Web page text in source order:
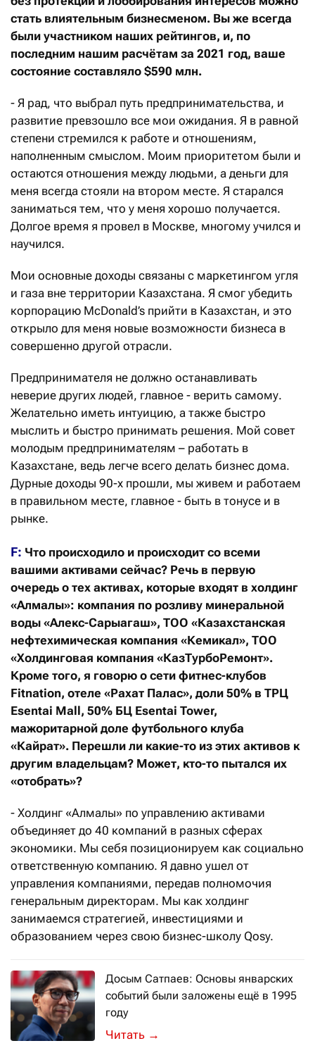
стать влиятельным бизнесменом. Вы же всегда
были участником наших рейтингов, и, по
последним нашим расчётам за 2021 год, ваше
состояние составляло $590 млн.
- Я рад, что выбрал путь предпринимательства, и
развитие превзошло все мои ожидания. Я в равной
степени стремился к работе и отношениям,
наполненным смыслом. Моим приоритетом были и
остаются отношения между людьми, а деньги для
меня всегда стояли на втором месте. Я старался
заниматься тем, что у меня хорошо получается.
Долгое время я провел в Москве, многому учился и
научился.
Мои основные доходы связаны с маркетингом угля
и газа вне территории Казахстана. Я смог убедить
корпорацию McDonald’s прийти в Казахстан, и это
открыло для меня новые возможности бизнеса в
совершенно другой отрасли.
Предпринимателя не должно останавливать
неверие других людей, главное - верить самому.
Желательно иметь интуицию, а также быстро
мыслить и быстро принимать решения. Мой совет
молодым предпринимателям – работать в
Казахстане, ведь легче всего делать бизнес дома.
Дурные доходы 90-х прошли, мы живем и работаем
в правильном месте, главное - быть в тонусе и в
рынке.
F: Что происходило и происходит со всеми
вашими активами сейчас? Речь в первую
очередь о тех активах, которые входят в холдинг
«Алмалы»: компания по розливу минеральной
воды «Алекс-Сарыагаш», ТОО «Казахстанская
нефтехимическая компания «Кемикал», ТОО
«Холдинговая компания «КазТурбоРемонт».
Кроме того, я говорю о сети фитнес-клубов
Fitnation, отеле «Рахат Палас», доли 50% в ТРЦ
Esentai Mall, 50% БЦ Esentai Tower,
мажоритарной доле футбольного клуба
«Кайрат». Перешли ли какие-то из этих активов к
другим владельцам? Может, кто-то пытался их
«отобрать»?
- Холдинг «Алмалы» по управлению активами
объединяет до 40 компаний в разных сферах
экономики. Мы себя позиционируем как социально
ответственную компанию. Я давно ушел от
управления компаниями, передав полномочия
генеральным директорам. Мы как холдинг
занимаемся стратегией, инвестициями и
образованием через свою бизнес-школу Qosy.
Досым Сатпаев: Основы январских
событий были заложены ещё в 1995
году
Свою оценку последним событиям
→